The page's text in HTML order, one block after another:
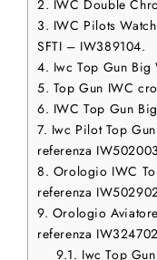
2. IWC Double
3. IWC Pilots
SFTI – IW389104.
4. Iwc Top Gun
5. Top Gun IWC
6. IWC Top Gun
7. Iwc Pilot Top
referenza IW502003
8. Orologio IWC
referenza
9. Orologio
referenza IW324702
9.1. Iwc Top